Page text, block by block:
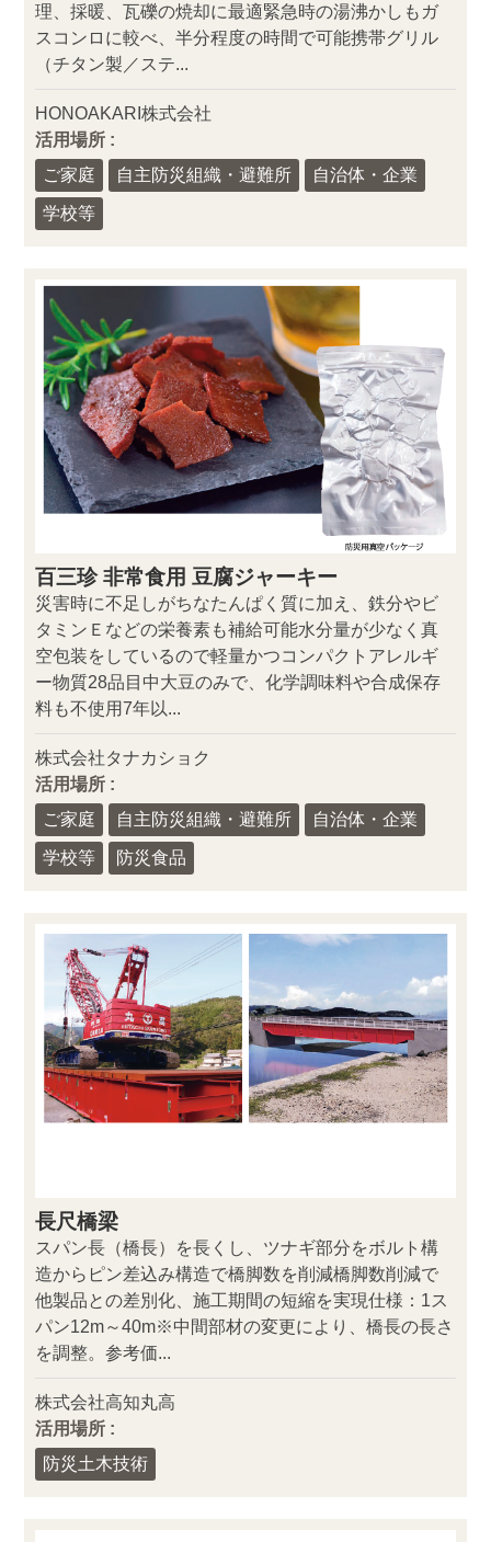
理、採暖、瓦礫の焼却に最適緊急時の湯沸かしもガ
スコンロに較べ、半分程度の時間で可能携帯グリル
（チタン製／ステ...
HONOAKARI株式会社
活用場所 :
ご家庭
自主防災組織・避難所 自治体・企業
学校等
百三珍 非常食用 豆腐ジャーキー
災害時に不足しがちなたんぱく質に加え、鉄分やビ
タミンＥなどの栄養素も補給可能水分量が少なく真
空包装をしているので軽量かつコンパクトアレルギ
ー物質28品目中大豆のみで、化学調味料や合成保存
料も不使用7年以...
株式会社タナカショク
活用場所 :
ご家庭
自主防災組織・避難所 自治体・企業
学校等 防災食品
長尺橋梁
スパン長（橋長）を長くし、ツナギ部分をボルト構
造からピン差込み構造で橋脚数を削減橋脚数削減で
他製品との差別化、施工期間の短縮を実現仕様：1ス
パン12m～40m※中間部材の変更により、橋長の長さ
を調整。参考価...
株式会社高知丸高
活用場所 :
防災土木技術